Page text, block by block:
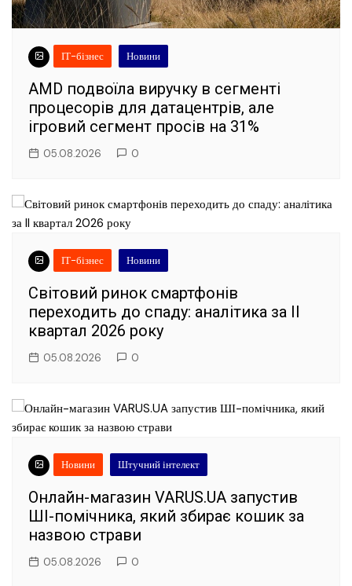
ІТ-бізнес Новини
AMD подвоїла виручку в сегменті
процесорів для датацентрів, але
ігровий сегмент просів на 31%
05.08.2026 0
ІТ-бізнес Новини
Світовий ринок смартфонів
переходить до спаду: аналітика за II
квартал 2026 року
05.08.2026 0
Новини Штучний інтелект
Онлайн-магазин VARUS.UA запустив
ШІ-помічника, який збирає кошик за
назвою страви
05.08.2026 0